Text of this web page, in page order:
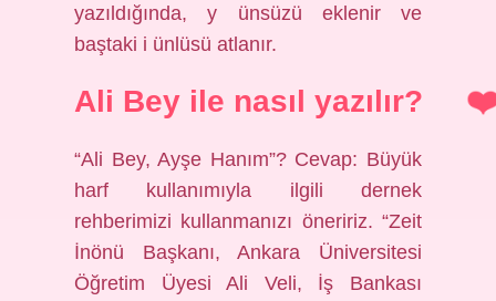
yazıldığında, y ünsüzü eklenir ve
baştaki i ünlüsü atlanır.
Ali Bey ile nasıl yazılır?
“Ali Bey, Ayşe Hanım”? Cevap: Büyük
harf kullanımıyla ilgili dernek
rehberimizi kullanmanızı öneririz. “Zeit
İnönü Başkanı, Ankara Üniversitesi
Öğretim Üyesi Ali Veli, İş Bankası